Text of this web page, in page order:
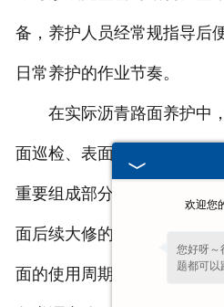
备，养护人员经常规指导后
日常养护的作业节奏。
在实际沥青路面养护中，
面巡检、表面维护等环节配
重要组成部分。通过及时填
面后续大修的频率，降低养
面的使用周期，保障车辆通
欢迎您
您好呀～
题都可以